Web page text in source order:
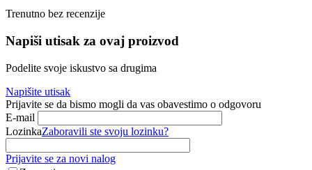
Trenutno bez recenzije
Napiši utisak za ovaj proizvod
Podelite svoje iskustvo sa drugima
Napišite utisak
Prijavite se da bismo mogli da vas obavestimo o odgovoru
E-mail
LozinkaZaboravili ste svoju lozinku?
Prijavite se za novi nalog